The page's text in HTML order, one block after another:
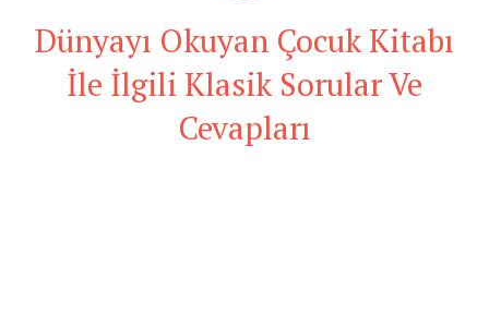
Dünyayı Okuyan Çocuk Kitabı
İle İlgili Klasik Sorular Ve
Cevapları